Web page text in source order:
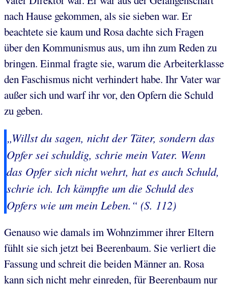
nach Hause gekommen, als sie sieben war. Er
beachtete sie kaum und Rosa dachte sich Fragen
über den Kommunismus aus, um ihn zum Reden zu
bringen. Einmal fragte sie, warum die Arbeiterklasse
den Faschismus nicht verhindert habe. Ihr Vater war
außer sich und warf ihr vor, den Opfern die Schuld
zu geben.
„Willst du sagen, nicht der Täter, sondern das
Opfer sei schuldig, schrie mein Vater. Wenn
das Opfer sich nicht wehrt, hat es auch Schuld,
schrie ich. Ich kämpfte um die Schuld des
Opfers wie um mein Leben.“ (S. 112)
Genauso wie damals im Wohnzimmer ihrer Eltern
fühlt sie sich jetzt bei Beerenbaum. Sie verliert die
Fassung und schreit die beiden Männer an. Rosa
kann sich nicht mehr einreden, für Beerenbaum nur